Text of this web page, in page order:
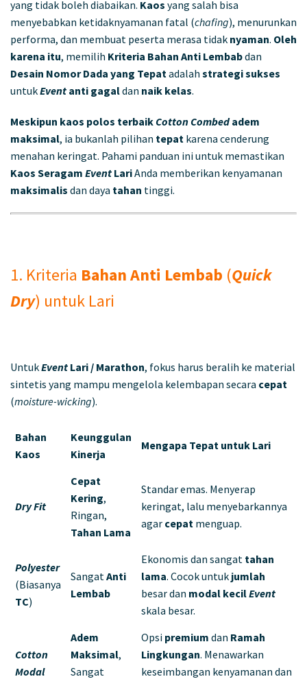
yang tidak boleh diabaikan. Kaos yang salah bisa
menyebabkan ketidaknyamanan fatal (chafing), menurunkan
performa, dan membuat peserta merasa tidak nyaman. Oleh
karena itu, memilih Kriteria Bahan Anti Lembabdan
Desain Nomor Dada yang Tepat adalah strategi sukses
untukEvent anti gagaldan naik kelas.
Meskipun kaos polos terbaik Cotton Combed adem
maksimal, ia bukanlah pilihan tepat karena cenderung
menahan keringat. Pahami panduan ini untuk memastikan
Kaos Seragam Event LariAnda memberikan kenyamanan
maksimalis dan daya tahan tinggi.
1. Kriteria Bahan Anti Lembab (Quick
Dry) untuk Lari
UntukEvent Lari / Marathon, fokus harus beralih ke material
sintetis yang mampu mengelola kelembapan secara cepat
(moisture-wicking).
Bahan
Kaos
Keunggulan
Kinerja
Mengapa Tepat untuk Lari
Dry Fit
Cepat
Kering,
Ringan,
Tahan Lama
Standar emas. Menyerap
keringat, lalu menyebarkannya
agar cepat menguap.
Polyester
(Biasanya
TC)
Sangat Anti
Lembab
Ekonomis dan sangat tahan
lama. Cocok untuk jumlah
besar dan modal kecilEvent
skala besar.
Cotton
Modal
Adem
Maksimal,
Sangat
Opsi premium dan Ramah
Lingkungan. Menawarkan
keseimbangan kenyamanan dan